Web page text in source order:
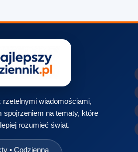
rzetelnymi wiadomościami,
na tematy, które
rozumieć świat.
• Codzienna